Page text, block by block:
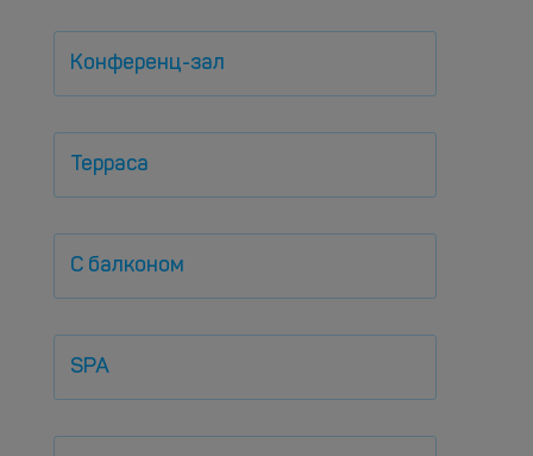
Конференц-зал
Терраса
С балконом
SPA